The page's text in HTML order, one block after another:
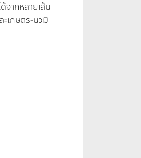
จากหลายเส้น
เกษตร-นวมิ